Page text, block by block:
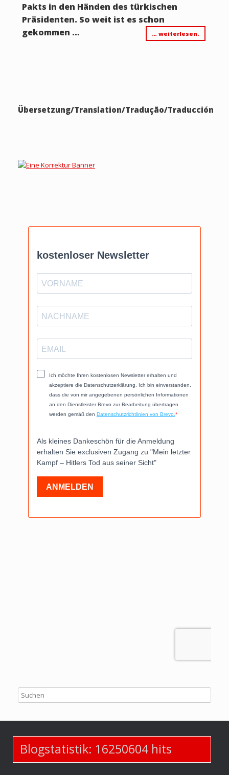
Pakts in den Händen des türkischen
Präsidenten. So weit ist es schon
gekommen …
… weiterlesen.
Übersetzung/Translation/Tradução/Traducción
Blogstatistik: 16250604 hits